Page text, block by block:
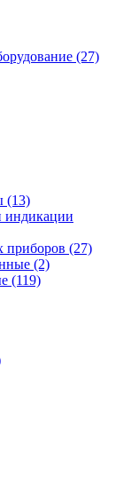
(27)
(13)
индикации
приборов (27)
(2)
(119)